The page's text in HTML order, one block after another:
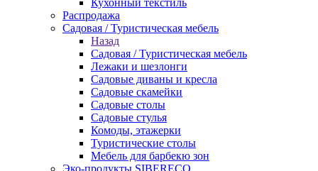
Кухонный текстиль
Распродажа
Садовая / Туристическая мебель
Назад
Садовая / Туристическая мебель
Лежаки и шезлонги
Садовые диваны и кресла
Садовые скамейки
Садовые столы
Садовые стулья
Комоды, этажерки
Туристические столы
Мебель для барбекю зон
Эко-продукты SIBERECO